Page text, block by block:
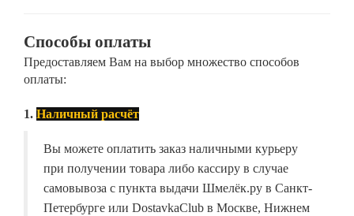
Способы оплаты
Предоставляем Вам на выбор множество способов
оплаты:
1. Наличный расчёт
Вы можете оплатить заказ наличными курьеру
при получении товара либо кассиру в случае
самовывоза с пункта выдачи Шмелёк.ру в Санкт-
Петербурге или DostavkaClub в Москве, Нижнем